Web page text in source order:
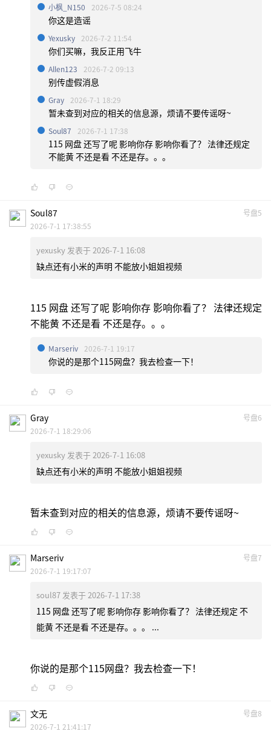
小枫_N150 2026-7-5 08:24
你这是造谣
Yexusky 2026-7-2 11:54
你们买嘛，我反正用飞牛
Allen123 2026-7-2 09:13
别传虚假消息
Gray 2026-7-1 18:29
暂未查到对应的相关的信息源，烦请不要传谣呀~
Soul87 2026-7-1 17:38
115 网盘 还写了呢 影响你存 影响你看了？ 法律还规定
不能黄 不还是看 不还是存。。。
号盘5
Soul87
2026-7-1 17:38:55
yexusky 发表于 2026-7-1 16:08
缺点还有小米的声明 不能放小姐姐视频
115 网盘 还写了呢 影响你存 影响你看了？ 法律还规定
不能黄 不还是看 不还是存。。。
Marseriv 2026-7-1 19:17
你说的是那个115网盘？我去检查一下！
号盘6
Gray
2026-7-1 18:29:06
yexusky 发表于 2026-7-1 16:08
缺点还有小米的声明 不能放小姐姐视频
暂未查到对应的相关的信息源，烦请不要传谣呀~
号盘7
Marseriv
2026-7-1 19:17:07
soul87 发表于 2026-7-1 17:38
115 网盘 还写了呢 影响你存 影响你看了？ 法律还规定 不
能黄 不还是看 不还是存。。。 ...
你说的是那个115网盘？我去检查一下！
号盘8
文无
2026-7-1 21:41:17